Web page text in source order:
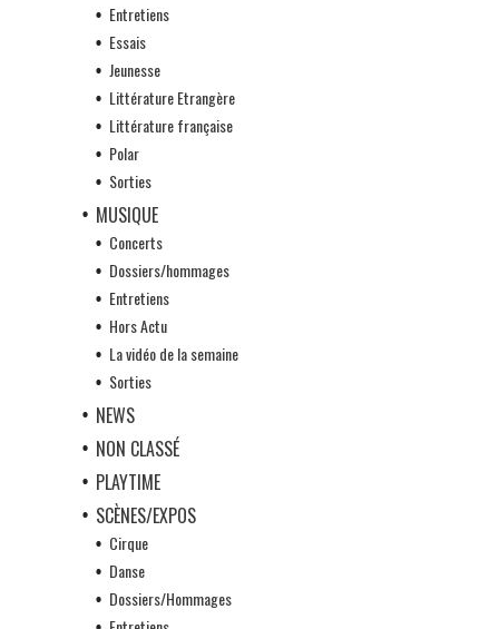
Entretiens
Essais
Jeunesse
Littérature Etrangère
Littérature française
Polar
Sorties
MUSIQUE
Concerts
Dossiers/hommages
Entretiens
Hors Actu
La vidéo de la semaine
Sorties
NEWS
NON CLASSÉ
PLAYTIME
SCÈNES/EXPOS
Cirque
Danse
Dossiers/Hommages